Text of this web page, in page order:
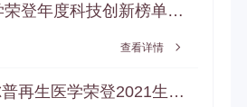
艾尔普再生医学荣登年度科技创新榜单，彰显企业“硬核担当”
查看详情
捷报连连 | 艾尔普再生医学荣登2021生物医药价值领域榜，开启细胞治疗领域新纪元！